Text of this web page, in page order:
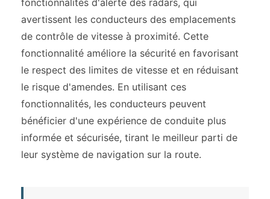
avertissent les conducteurs des emplacements
de contrôle de vitesse à proximité. Cette
fonctionnalité améliore la sécurité en favorisant
le respect des limites de vitesse et en réduisant
le risque d'amendes. En utilisant ces
fonctionnalités, les conducteurs peuvent
bénéficier d'une expérience de conduite plus
informée et sécurisée, tirant le meilleur parti de
leur système de navigation sur la route.